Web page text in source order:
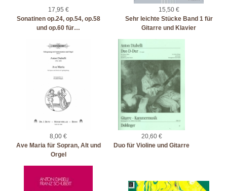
17,95 €
Sonatinen op.24, op.54, op.58
und op.60 für…
15,50 €
Sehr leichte Stücke Band 1 für
Gitarre und Klavier
8,00 €
Ave Maria für Sopran, Alt und
Orgel
20,60 €
Duo für Violine und Gitarre